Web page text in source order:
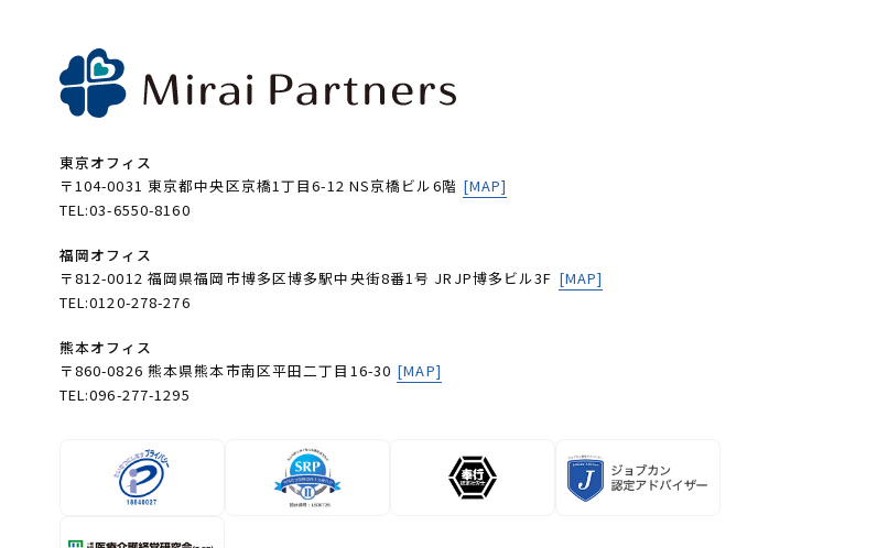
東京オフィス
〒104-0031 東京都中央区京橋1丁目6-12 NS京橋ビル6階 [MAP]
TEL:03-6550-8160
福岡オフィス
〒812-0012 福岡県福岡市博多区博多駅中央街8番1号 JRJP博多ビル3F [MAP]
TEL:0120-278-276
熊本オフィス
〒860-0826 熊本県熊本市南区平田二丁目16-30 [MAP]
TEL:096-277-1295